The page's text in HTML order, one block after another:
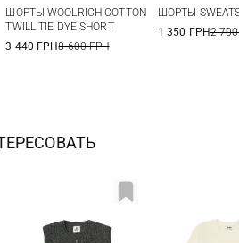
29
ШОРТЫ WOOLRICH COTTON
TWILL TIE DYE SHORT
3 440 ГРН8 600 ГРН
ШОРТЫ
1 350 ГРН2